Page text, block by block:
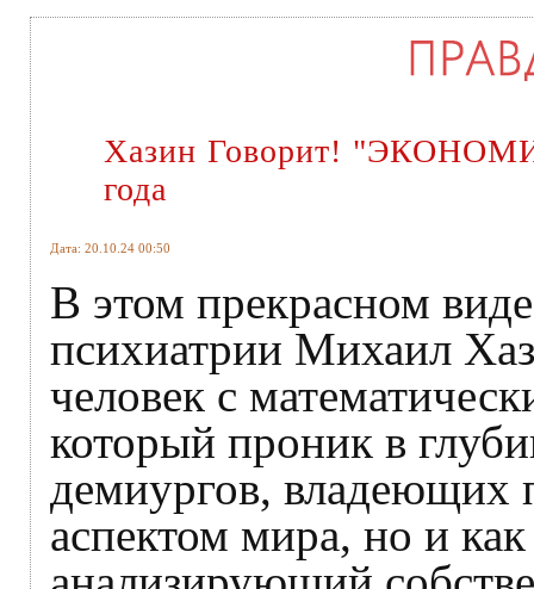
Хазин Говорит!
года
Дата: 20.10.24 00:50
В этом прекрасном
психиатрии Михаил
человек с
который проник в
демиургов, владеющих
аспектом мира, но и